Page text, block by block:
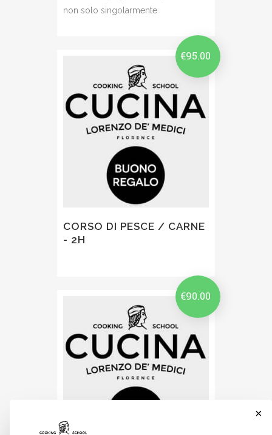
non solo singolarmente
€95.00
CORSO DI PESCE / CARNE
- 2H
€90.00
×